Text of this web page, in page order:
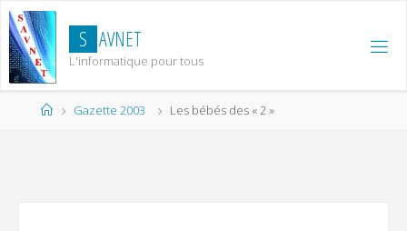
Skip
to
content
S AVNET
L'informatique pour tous
HomeGazette 2003 Les bébés des « 2 »